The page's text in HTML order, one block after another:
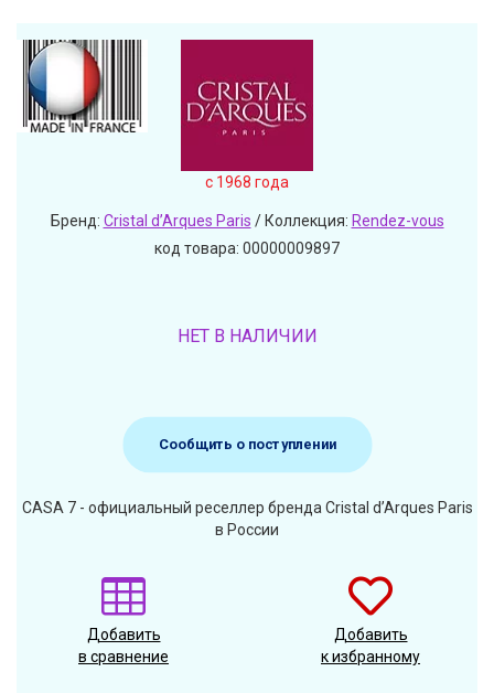
c 1968 года
Бренд: Cristal d’Arques Paris / Коллекция: Rendez-vous
код товара: 00000009897
НЕТ В НАЛИЧИИ
Сообщить о поступлении
CASA 7 - официальный реселлер бренда Cristal d’Arques Paris
в России
Добавить
в сравнение
Добавить
к избранному